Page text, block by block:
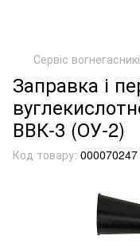
Сервіс
Заправка і
ВВК-3 (ОУ-2)
Код товару: 000070247